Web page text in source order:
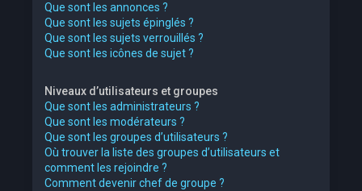
Que sont les annonces ?
Que sont les sujets épinglés ?
Que sont les sujets verrouillés ?
Que sont les icônes de sujet ?
Niveaux d’utilisateurs et groupes
Que sont les administrateurs ?
Que sont les modérateurs ?
Que sont les groupes d’utilisateurs ?
Où trouver la liste des groupes d’utilisateurs et
comment les rejoindre ?
Comment devenir chef de groupe ?